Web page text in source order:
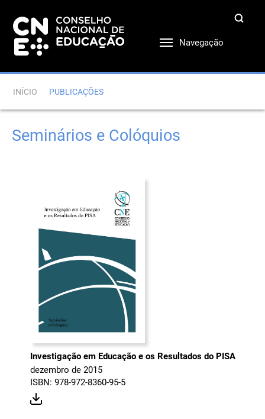
Navegação
INÍCIO PUBLICAÇÕES
Seminários e Colóquios
Investigação em Educação e os Resultados do PISA
dezembro de 2015
ISBN: 978-972-8360-95-5